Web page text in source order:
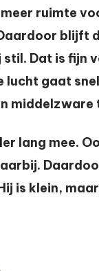
ruimte
blijft
Dat is fijn
lucht gaat
lang mee.
is klein,